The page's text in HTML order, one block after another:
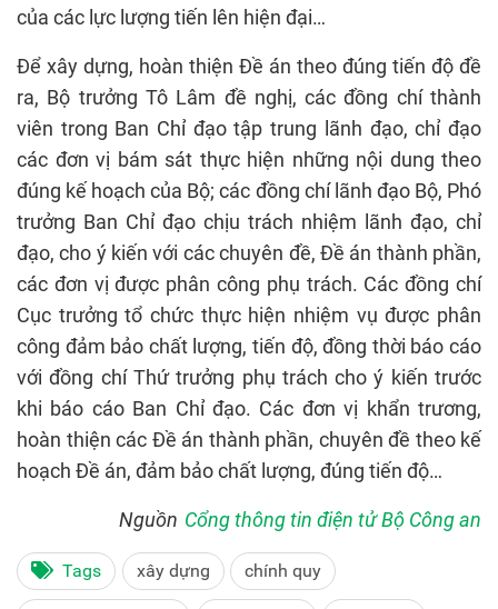
của các lực lượng tiến lên hiện đại…
Để xây dựng, hoàn thiện Đề án theo đúng tiến độ đề
ra, Bộ trưởng Tô Lâm đề nghị, các đồng chí thành
viên trong Ban Chỉ đạo tập trung lãnh đạo, chỉ đạo
các đơn vị bám sát thực hiện những nội dung theo
đúng kế hoạch của Bộ; các đồng chí lãnh đạo Bộ, Phó
trưởng Ban Chỉ đạo chịu trách nhiệm lãnh đạo, chỉ
đạo, cho ý kiến với các chuyên đề, Đề án thành phần,
các đơn vị được phân công phụ trách. Các đồng chí
Cục trưởng tổ chức thực hiện nhiệm vụ được phân
công đảm bảo chất lượng, tiến độ, đồng thời báo cáo
với đồng chí Thứ trưởng phụ trách cho ý kiến trước
khi báo cáo Ban Chỉ đạo. Các đơn vị khẩn trương,
hoàn thiện các Đề án thành phần, chuyên đề theo kế
hoạch Đề án, đảm bảo chất lượng, đúng tiến độ…
Nguồn Cổng thông tin điện tử Bộ Công an
Tags xây dựng chính quy